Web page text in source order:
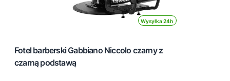
Wysyłka 24h
Fotel barberski Gabbiano Niccolo czarny z
czarną podstawą